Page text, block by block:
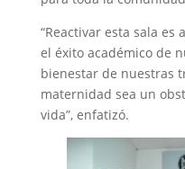
“Reactivar esta sala
el éxito académico de
bienestar de nuestras
maternidad sea un
vida”, enfatizó.